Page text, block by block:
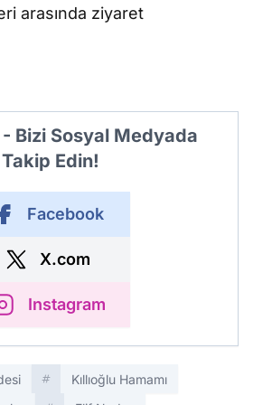
arasında ziyaret
Bizi Sosyal Medyada
Takip Edin!
Facebook
X.com
Instagram
Kıllıoğlu Hamamı